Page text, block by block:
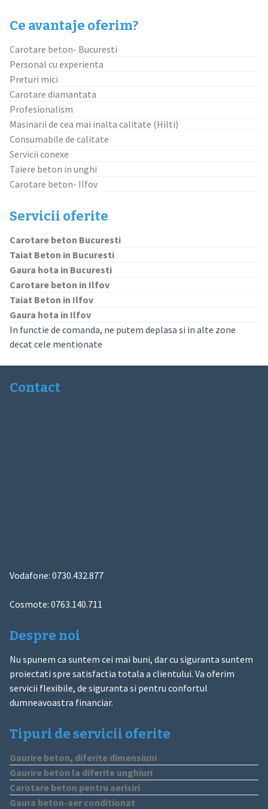
Ce avantaje oferim?
Carotare beton- Bucuresti
Personal cu experienta
Preturi mici
Carotare diamantata
Profesionalism
Masinarii de cea mai inalta calitate (Hilti)
Consumabile de calitate
Servicii conexe
Taiere beton in unghi
Carotare beton- Ilfov
Servicii oferite
Carotare beton Bucuresti
Taiat Beton in Bucuresti
Gaura hota in Bucuresti
Carotare beton in Ilfov
Taiat Beton in Ilfov
Gaura hota in Ilfov
In functie de comanda, ne putem deplasa si in alte zone
decat cele mentionate
Contact
Vodafone: 0730.432.877
Cosmote: 0763.140.711
Despre noi
Nu spunem ca suntem cei mai buni, dar cu siguranta suntem
proiectati spre satisfactia totala a clientului. Va oferim
servicii flexibile, de siguranta si pentru confortul
dumneavoastra financiar.
Tipuri de servicii oferite
Gaurire beton, diferite dimensiuni
Gaurire beton la diferite unghiuri
Carotare beton pentru aerisiri
Gaura beton-aer conditionat